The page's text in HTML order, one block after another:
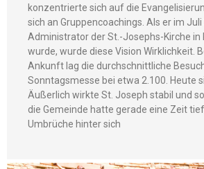
konzentrierte sich auf die
sich an Gruppencoachings. Als er im
Administrator der St.-Josephs-Kirche in
wurde, wurde diese Vision Wirklichkeit.
Ankunft lag die durchschnittliche
Sonntagsmesse bei etwa 2.100. Heute
Äußerlich wirkte St. Joseph stabil und
die Gemeinde hatte gerade eine Zeit
Umbrüche hinter sich